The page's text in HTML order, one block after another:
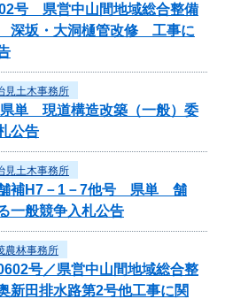
号 県営中山間地域総合整備
坂・大洞樋管改修 工事に
見土木事務所
単 現道構造改築（一般）委
公告
見土木事務所
舗補H7－1－7他号 県単 舗
一般競争入札公告
農林事務所
号／県営中山間地域総合整
新田排水路第2号他工事に関